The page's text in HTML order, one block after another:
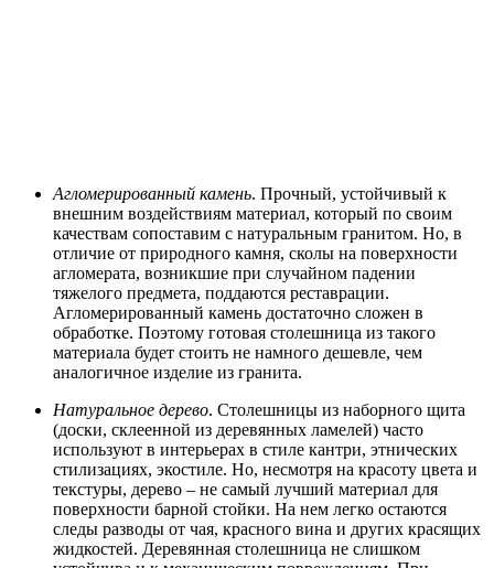
Агломерированный камень. Прочный, устойчивый к
внешним воздействиям материал, который по своим
качествам сопоставим с натуральным гранитом. Но, в
отличие от природного камня, сколы на поверхности
агломерата, возникшие при случайном падении
тяжелого предмета, поддаются реставрации.
Агломерированный камень достаточно сложен в
обработке. Поэтому готовая столешница из такого
материала будет стоить не намного дешевле, чем
аналогичное изделие из гранита.
Натуральное дерево. Столешницы из наборного щита
(доски, склеенной из деревянных ламелей) часто
используют в интерьерах в стиле кантри, этнических
стилизациях, экостиле. Но, несмотря на красоту цвета и
текстуры, дерево – не самый лучший материал для
поверхности барной стойки. На нем легко остаются
следы разводы от чая, красного вина и других красящих
жидкостей. Деревянная столешница не слишком